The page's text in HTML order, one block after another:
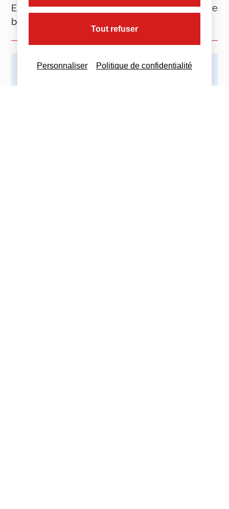
Eric GAUTHIER et lui adresser leurs souhaits de
bonne continuation.
Tout refuser
Personnaliser Politique de confidentialité